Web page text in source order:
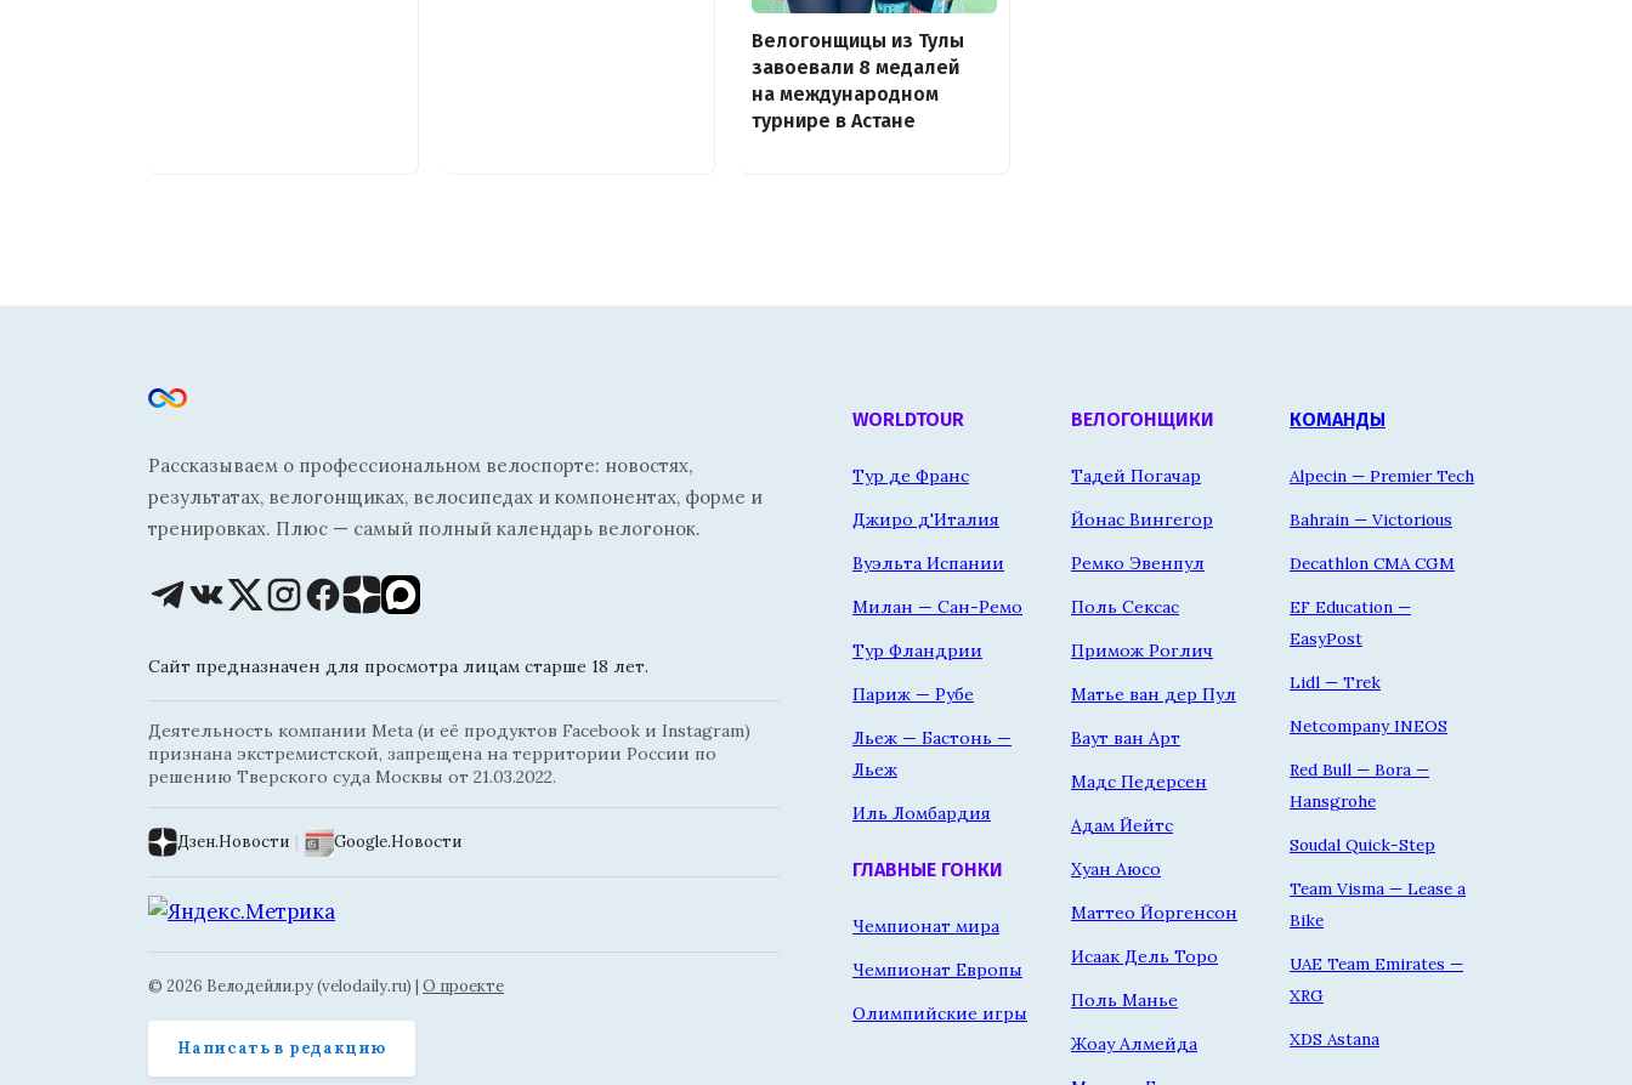
Велогонщицы из Тулы
завоевали 8 медалей
на международном
турнире в Астане
Рассказываем о профессиональном велоспорте: новостях,
результатах, велогонщиках, велосипедах и компонентах, форме и
тренировках. Плюс — самый полный календарь велогонок.
Сайт предназначен для просмотра лицам старше 18 лет.
Деятельность компании Meta (и её продуктов Facebook и Instagram)
признана экстремистской, запрещена на территории России по
решению Тверского суда Москвы от 21.03.2022.
Дзен.Новости | Google.Новости
© 2026 Велодейли.ру (velodaily.ru) | О проекте
Написать в редакцию
WORLDTOUR
Тур де Франс
Джиро д'Италия
Вуэльта Испании
Милан — Сан-Ремо
Тур Фландрии
Париж — Рубе
Льеж — Бастонь —
Льеж
Иль Ломбардия
ГЛАВНЫЕ ГОНКИ
Чемпионат мира
Чемпионат Европы
Олимпийские игры
ВЕЛОГОНЩИКИ
Тадей Погачар
Йонас Вингегор
Ремко Эвенпул
Поль Сексас
Примож Роглич
Матье ван дер Пул
Ваут ван Арт
Мадс Педерсен
Адам Йейтс
Хуан Аюсо
Маттео Йоргенсон
Исаак Дель Торо
Поль Манье
Жоау Алмейда
КОМАНДЫ
Alpecin — Premier Tech
Bahrain — Victorious
Decathlon CMA CGM
EF Education —
EasyPost
Lidl — Trek
Netcompany INEOS
Red Bull — Bora —
Hansgrohe
Soudal Quick-Step
Team Visma — Lease a
Bike
UAE Team Emirates —
XRG
XDS Astana